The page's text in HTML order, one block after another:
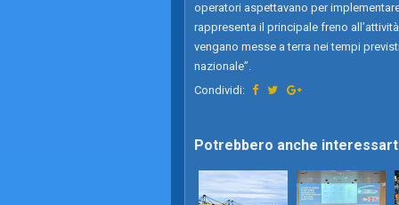
operatori aspettavano per
rappresenta il principale freno
vengano messe a terra nei tempi
nazionale”.
Condividi:
Potrebbero anche